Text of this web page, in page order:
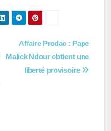
Affaire Prodac : Pape
Malick Ndour obtient une
liberté provisoire